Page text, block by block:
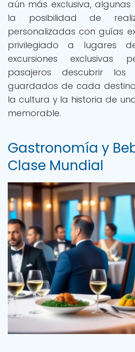
aún más exclusiva,
la posibilidad de
personalizadas con guías
privilegiado a lugares
excursiones exclusivas
pasajeros descubrir los
guardados de cada
la cultura y la historia de
memorable.
Gastronomía y
Clase Mundial